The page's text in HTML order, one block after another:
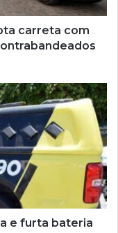
carreta com
e furta bateria